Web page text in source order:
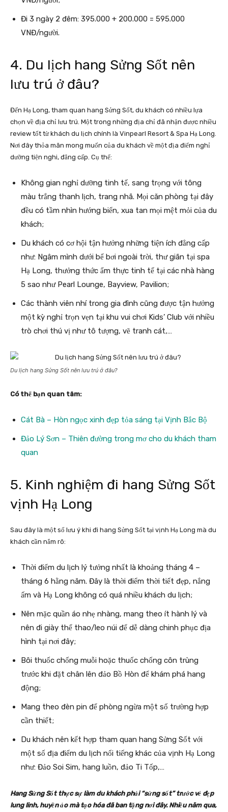
Đi 3 ngày 2 đêm: 395.000 + 200.000 = 595.000
VNĐ/người.
4. Du lịch hang Sửng Sốt nên
lưu trú ở đâu?
Đến Hạ Long, tham quan hang Sửng Sốt, du khách có nhiều lựa
chọn về địa chỉ lưu trú. Một trong những địa chỉ đã nhận được nhiều
review tốt từ khách du lịch chính là Vinpearl Resort & Spa Hạ Long.
Nơi đây thỏa mãn mong muốn của du khách về một địa điểm nghỉ
dưỡng tiện nghi, đẳng cấp. Cụ thể:
Không gian nghỉ dưỡng tinh tế, sang trọng với tông
màu trắng thanh lịch, trang nhã. Mọi căn phòng tại đây
đều có tầm nhìn hướng biển, xua tan mọi mệt mỏi của du
khách;
Du khách có cơ hội tận hưởng những tiện ích đẳng cấp
như: Ngâm mình dưới bể bơi ngoài trời, thư giãn tại spa
Hạ Long, thưởng thức ẩm thực tinh tế tại các nhà hàng
5 sao như Pearl Lounge, Bayview, Pavilion;
Các thành viên nhí trong gia đình cũng được tận hưởng
một kỳ nghỉ trọn vẹn tại khu vui chơi Kids’ Club với nhiều
trò chơi thú vị như tô tượng, vẽ tranh cát,…
Du lịch hang Sửng Sốt nên lưu trú ở đâu?
Có thể bạn quan tâm:
Cát Bà – Hòn ngọc xinh đẹp tỏa sáng tại Vịnh Bắc Bộ
Đảo Lý Sơn – Thiên đường trong mơ cho du khách tham
quan
5. Kinh nghiệm đi hang Sửng Sốt
vịnh Hạ Long
Sau đây là một số lưu ý khi đi hang Sửng Sốt tại vịnh Hạ Long mà du
khách cần nắm rõ:
Thời điểm du lịch lý tưởng nhất là khoảng tháng 4 –
tháng 6 hằng năm. Đây là thời điểm thời tiết đẹp, nắng
ấm và Hạ Long không có quá nhiều khách du lịch;
Nên mặc quần áo nhẹ nhàng, mang theo ít hành lý và
nên đi giày thể thao/leo núi để dễ dàng chinh phục địa
hình tại nơi đây;
Bôi thuốc chống muỗi hoặc thuốc chống côn trùng
trước khi đặt chân lên đảo Bồ Hòn để khám phá hang
động;
Mang theo đèn pin để phòng ngừa một số trường hợp
cần thiết;
Du khách nên kết hợp tham quan hang Sửng Sốt với
một số địa điểm du lịch nổi tiếng khác của vịnh Hạ Long
như: Đảo Soi Sim, hang luồn, đảo Ti Tốp,…
Hang Sửng Sốt thực sự làm du khách phải “sửng sốt” trước vẻ đẹp
lung linh, huyền ảo mà tạo hóa đã ban tặng nơi đây. Nhiều năm qua,